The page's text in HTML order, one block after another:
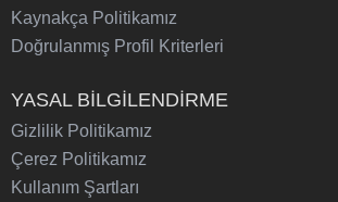
Kaynakça Politikamız
Doğrulanmış Profil Kriterleri
YASAL BİLGİLENDİRME
Gizlilik Politikamız
Çerez Politikamız
Kullanım Şartları